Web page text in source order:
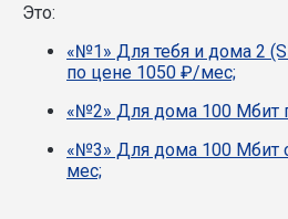
Это:
«№1» Для тебя и дома 2
по цене 1050 ₽/мес;
«№2» Для дома 100 Мбит
«№3» Для дома 100 Мбит
мес;